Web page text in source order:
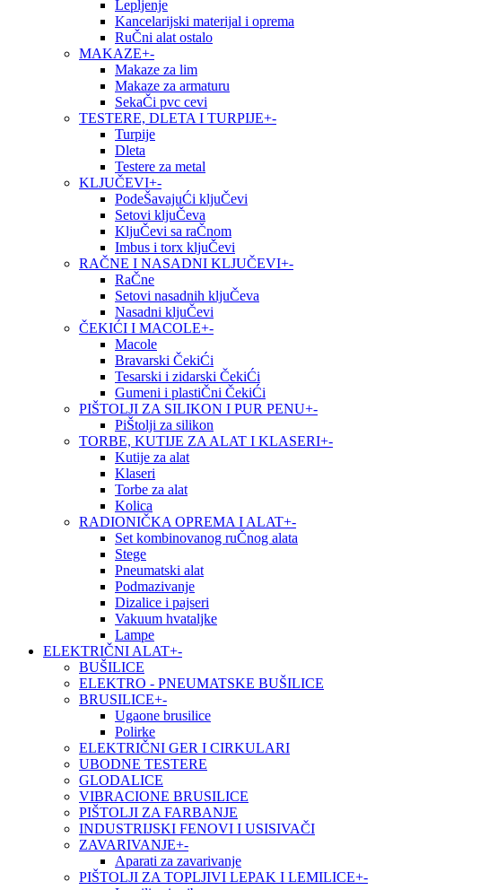
Lepljenje
Kancelarijski materijal i oprema
RuČni alat ostalo
MAKAZE+-
Makaze za lim
Makaze za armaturu
SekaČi pvc cevi
TESTERE, DLETA I TURPIJE+-
Turpije
Dleta
Testere za metal
KLJUČEVI+-
PodeŠavajuĆi kljuČevi
Setovi kljuČeva
KljuČevi sa raČnom
Imbus i torx kljuČevi
RAČNE I NASADNI KLJUČEVI+-
RaČne
Setovi nasadnih kljuČeva
Nasadni kljuČevi
ČEKIĆI I MACOLE+-
Macole
Bravarski ČekiĆi
Tesarski i zidarski ČekiĆi
Gumeni i plastiČni ČekiĆi
PIŠTOLJI ZA SILIKON I PUR PENU+-
PiŠtolji za silikon
TORBE, KUTIJE ZA ALAT I KLASERI+-
Kutije za alat
Klaseri
Torbe za alat
Kolica
RADIONIČKA OPREMA I ALAT+-
Set kombinovanog ruČnog alata
Stege
Pneumatski alat
Podmazivanje
Dizalice i pajseri
Vakuum hvataljke
Lampe
ELEKTRIČNI ALAT+-
BUŠILICE
ELEKTRO - PNEUMATSKE BUŠILICE
BRUSILICE+-
Ugaone brusilice
Polirke
ELEKTRIČNI GER I CIRKULARI
UBODNE TESTERE
GLODALICE
VIBRACIONE BRUSILICE
PIŠTOLJI ZA FARBANJE
INDUSTRIJSKI FENOVI I USISIVAČI
ZAVARIVANJE+-
Aparati za zavarivanje
PIŠTOLJI ZA TOPLJIVI LEPAK I LEMILICE+-